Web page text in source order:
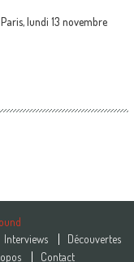
lundi 13 novembre
Interviews
Découvertes
Contact